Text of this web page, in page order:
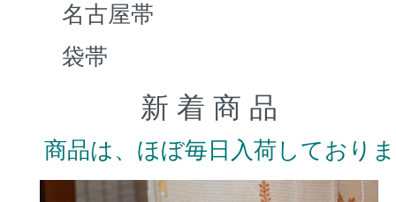
名古屋帯
袋帯
新 着 商 品
商品は、ほぼ毎日入荷しており